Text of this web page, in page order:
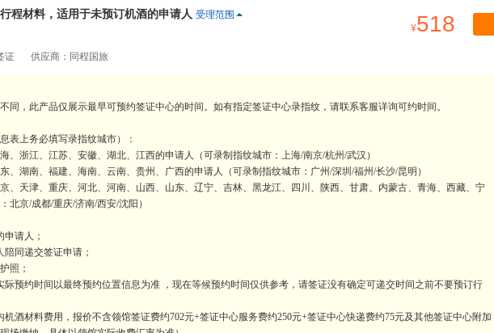
程材料，适用于未预订机酒的申请人 受理范围
证 供应商：同程国旅
518
同，此产品仅展示最早可预约签证中心的时间。如有指定签证中心录指纹，请联系客服详询可约时间。
表上务必填写录指纹城市）：
浙江、江苏、安徽、湖北、江西的申请人（可录制指纹城市：上海/南京/杭州/武汉）
湖南、福建、海南、云南、贵州、广西的申请人（可录制指纹城市：广州/深圳/福州/长沙/昆明）
、天津、重庆、河北、河南、山西、山东、辽宁、吉林、黑龙江、四川、陕西、甘肃、内蒙古、青海、西藏、宁
北京/成都/重庆/济南/西安/沈阳）
请人；
同递交签证申请；
照；
预约时间以最终预约位置信息为准 ，现在等候预约时间仅供参考，请签证没有确定可递交时间之前不要预订行
酒材料费用，报价不含领馆签证费约702元+签证中心服务费约250元+签证中心快递费约75元及其他签证中心附加